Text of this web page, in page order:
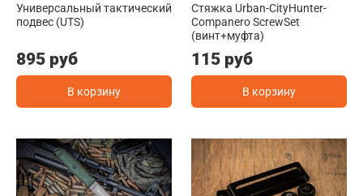
Универсальный тактический
подвес (UTS)
895 руб
В корзину
Стяжка Urban-CityHunter-
Companero ScrewSet
(винт+муфта)
115 руб
В корзину